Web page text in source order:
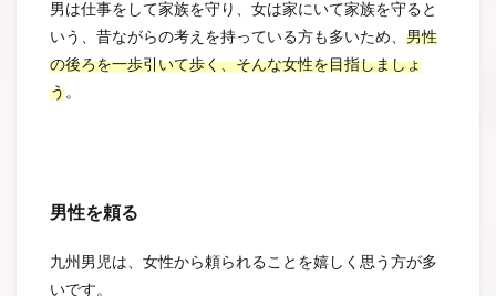
男は仕事をして家族を守り、女は家にいて家族を守ると
いう、昔ながらの考えを持っている方も多いため、 男性
の後ろを一歩引いて歩く、そんな女性を目指しましょ
う。
男性を頼る
九州男児は、女性から頼られることを嬉しく思う方が多
いです。